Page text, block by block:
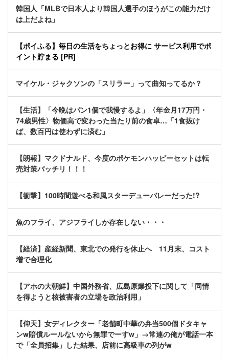
韓国人「MLBで日本人より韓国人選手のほうがこの能力だけ
は上だよね」
【ポイふる】毎日の生活をちょっとお得に サービス利用でポ
イント貯まる [PR]
マイケル・ジャクソンの「スリラー」って曲知ってるか？
【生活】「今晩はパン1個で我慢するよ」〈年金月17万円・
74歳男性〉物価高で変わった当たり前の食卓…「1食抜け
ば、数百円は使わずに済む」
【朗報】マクドナルド、今度のポケモンハッピーセットは転
売対策バッチリ！！！
【衝撃】100時間遊べる和風スターデューバレーだった!?
魚のフライ、アジフライしか存在しない・・・
【経済】産経新聞、東北での発行を休止へ 11月末、コスト
増で合理化
【アホの大朝鮮】中国外務省、広島原爆投下に関して「同情
を得ようと核被害者の立場を政治利用」
【仰天】女ディレクター「老舗町中華の弁当500個ドタキャ
ンw賠償ルールないから無罪でーすw」→常連の俺が電話一本
で「全員招集」した結果、店前に高級車の列がw